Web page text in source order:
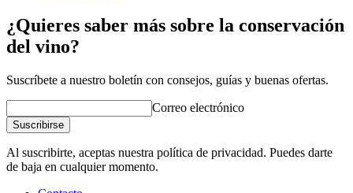
¿Quieres saber más sobre la conservación
del vino?
Suscríbete a nuestro boletín con consejos, guías y buenas ofertas.
Correo electrónico
Suscribirse
Al suscribirte, aceptas nuestra política de privacidad. Puedes darte
de baja en cualquier momento.